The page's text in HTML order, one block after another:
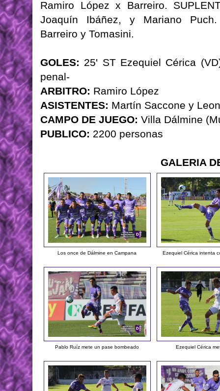
Ramiro López x Barreiro.
Joaquín Ibáñez, y Mariano Puch.
Barreiro y Tomasini.
GOLES: 25' ST Ezequiel Cérica
penal-
ARBITRO: Ramiro López
ASISTENTES: Martín Saccone y
CAMPO DE JUEGO: Villa Dálmine
PUBLICO: 2200 personas
GALERIA
Los once de Dálmine en Campana Ezequiel Cérica intenta
Pablo Ruíz mete un pase bombeado Ezequiel Cérica